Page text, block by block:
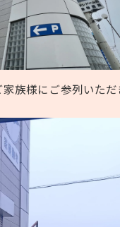
族様にご参列いた